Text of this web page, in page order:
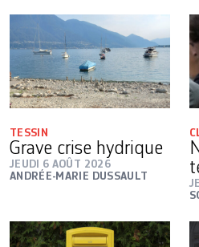
TESSIN
Grave crise hydrique
JEUDI 6 AOÛT 2026
ANDRÉE-MARIE DUSSAULT